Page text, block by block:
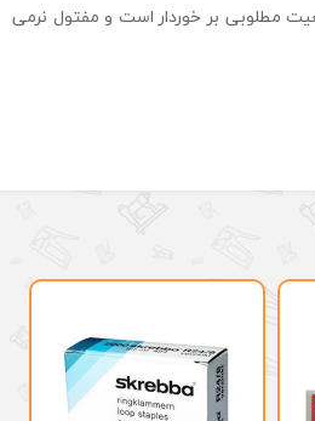
مطلوبی بر خوردار است و مفتول نرمی